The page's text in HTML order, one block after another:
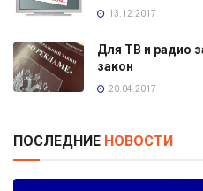
13.12.2017
Для ТВ и радио
закон
20.04.2017
ПОСЛЕДНИЕ НОВОСТИ